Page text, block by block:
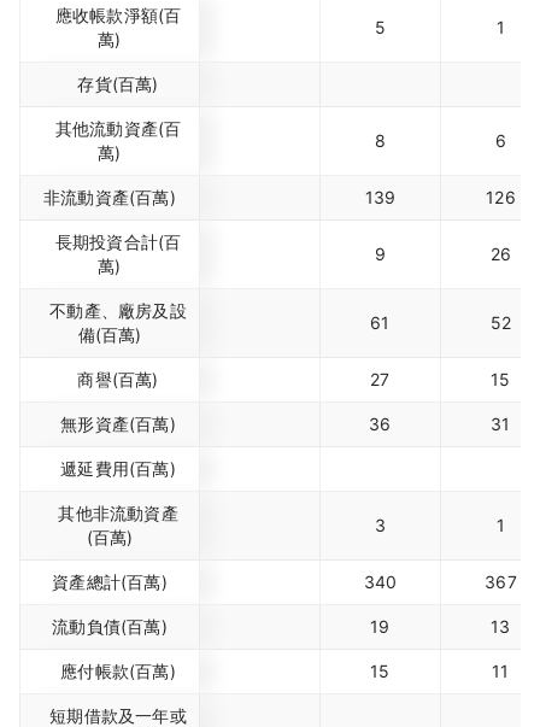
應收帳款淨額(百
萬)
5 1
存貨(百萬)
其他流動資產(百
萬)
8 6
非流動資產(百萬) 139 126
長期投資合計(百
萬)
9 26
不動產、廠房及設
備(百萬)
61 52
商譽(百萬) 27 15
無形資產(百萬) 36 31
遞延費用(百萬)
其他非流動資產
(百萬)
3 1
資產總計(百萬) 340 367
流動負債(百萬) 19 13
應付帳款(百萬) 15 11
短期借款及一年或